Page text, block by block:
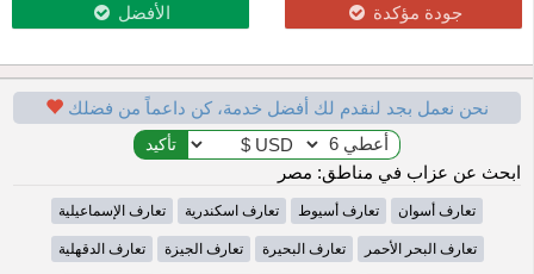
جودة مؤكدة الأفضل
نحن نعمل بجد لنقدم لك أفضل خدمة، كن داعماً من فضلك
ابحث عن عزاب في مناطق: مصر
تعارف أسوان تعارف أسيوط تعارف اسكندرية تعارف الإسماعيلية
تعارف البحر الأحمر تعارف البحيرة تعارف الجيزة تعارف الدقهلية